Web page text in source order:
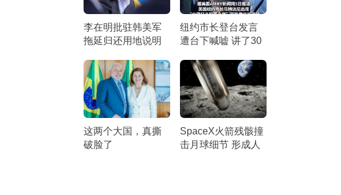
李在明批驻韩美军
拖延归还用地说明
是借口”
纽约市长登台发言
遭台下喊嘘 讲了30
倒竖拇指
这两个大国，真撕
破脸了
SpaceX火箭残骸撞
击月球细节 形成人